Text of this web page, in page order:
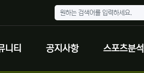
니티 공지사항 스포츠분석